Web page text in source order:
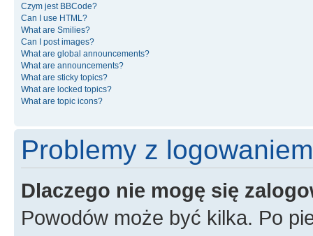
Czym jest BBCode?
Can I use HTML?
What are Smilies?
Can I post images?
What are global announcements?
What are announcements?
What are sticky topics?
What are locked topics?
What are topic icons?
Problemy z
Dlaczego nie mogę się
Powodów może być kilka. Po